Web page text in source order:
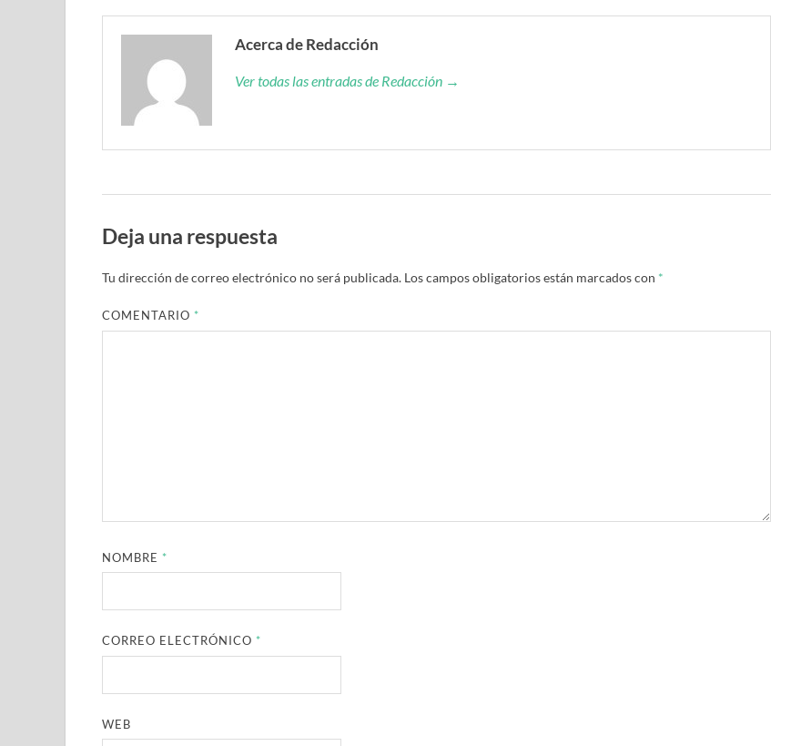
Acerca de Redacción
Ver todas las entradas de Redacción →
Deja una respuesta
Tu dirección de correo electrónico no será publicada. Los campos obligatorios están marcados con *
COMENTARIO *
NOMBRE *
CORREO ELECTRÓNICO *
WEB